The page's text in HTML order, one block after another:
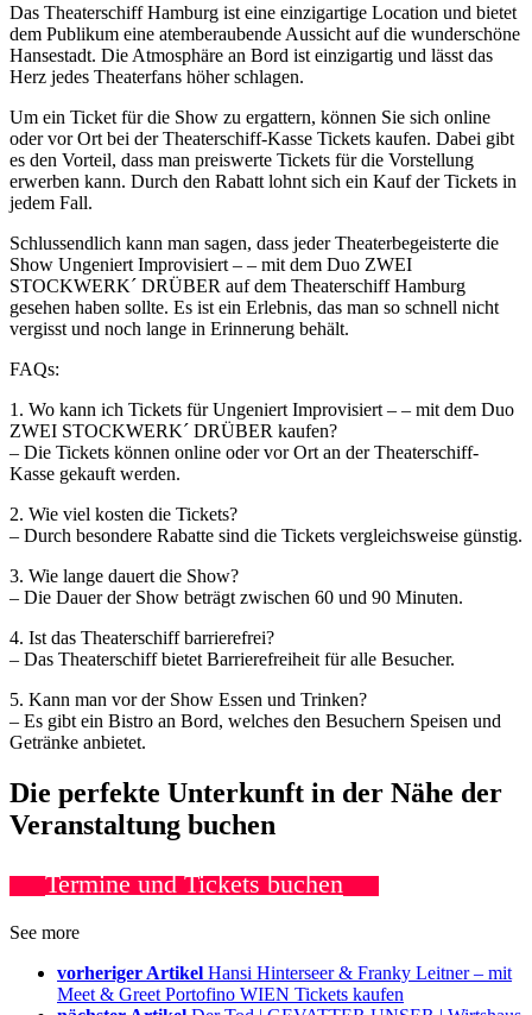
Das Theaterschiff Hamburg ist eine einzigartige Location und bietet
dem Publikum eine atemberaubende Aussicht auf die wunderschöne
Hansestadt. Die Atmosphäre an Bord ist einzigartig und lässt das
Herz jedes Theaterfans höher schlagen.
Um ein Ticket für die Show zu ergattern, können Sie sich online
oder vor Ort bei der Theaterschiff-Kasse Tickets kaufen. Dabei gibt
es den Vorteil, dass man preiswerte Tickets für die Vorstellung
erwerben kann. Durch den Rabatt lohnt sich ein Kauf der Tickets in
jedem Fall.
Schlussendlich kann man sagen, dass jeder Theaterbegeisterte die
Show Ungeniert Improvisiert – – mit dem Duo ZWEI
STOCKWERK´ DRÜBER auf dem Theaterschiff Hamburg
gesehen haben sollte. Es ist ein Erlebnis, das man so schnell nicht
vergisst und noch lange in Erinnerung behält.
FAQs:
1. Wo kann ich Tickets für Ungeniert Improvisiert – – mit dem Duo
ZWEI STOCKWERK´ DRÜBER kaufen?
– Die Tickets können online oder vor Ort an der Theaterschiff-
Kasse gekauft werden.
2. Wie viel kosten die Tickets?
– Durch besondere Rabatte sind die Tickets vergleichsweise günstig.
3. Wie lange dauert die Show?
– Die Dauer der Show beträgt zwischen 60 und 90 Minuten.
4. Ist das Theaterschiff barrierefrei?
– Das Theaterschiff bietet Barrierefreiheit für alle Besucher.
5. Kann man vor der Show Essen und Trinken?
– Es gibt ein Bistro an Bord, welches den Besuchern Speisen und
Getränke anbietet.
Die perfekte Unterkunft in der Nähe der
Veranstaltung buchen
Termine und Tickets buchen
See more
vorheriger Artikel Hansi Hinterseer & Franky Leitner – mit
Meet & Greet Portofino WIEN Tickets kaufen